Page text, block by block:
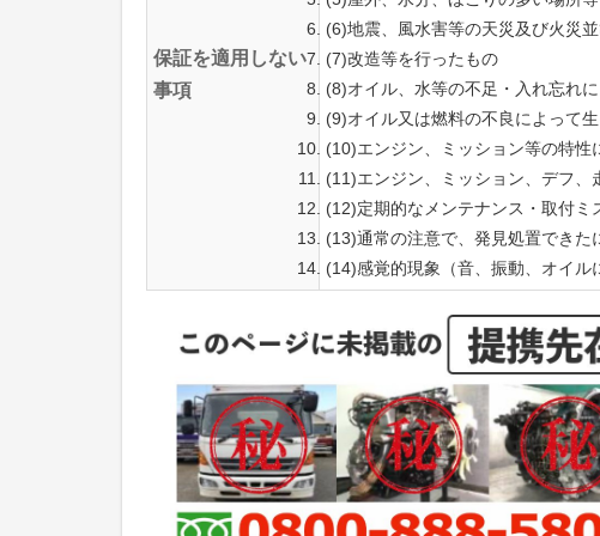
保証を適用しない
事項
(6)地震、風水害等の天災及び火災
(7)改造等を行ったもの
(8)オイル、水等の不足・入れ忘れ
(9)オイル又は燃料の不良によって
(10)エンジン、ミッション等の特
(11)エンジン、ミッション、デフ
(12)定期的なメンテナンス・取付
(13)通常の注意で、発見処置でき
(14)感覚的現象（音、振動、オイ